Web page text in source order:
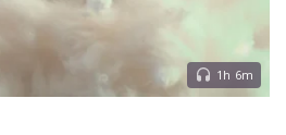
1h 6m